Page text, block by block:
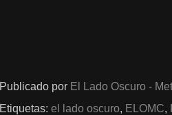
Publicado por El Lado Oscuro -
Etiquetas: el lado oscuro, ELOMC,